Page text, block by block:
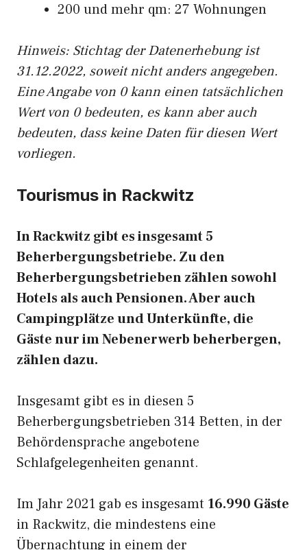
200 und mehr qm: 27 Wohnungen
Hinweis: Stichtag der Datenerhebung ist
31.12.2022, soweit nicht anders angegeben.
Eine Angabe von 0 kann einen tatsächlichen
Wert von 0 bedeuten, es kann aber auch
bedeuten, dass keine Daten für diesen Wert
vorliegen.
Tourismus in Rackwitz
In Rackwitz gibt es insgesamt 5
Beherbergungsbetriebe. Zu den
Beherbergungsbetrieben zählen sowohl
Hotels als auch Pensionen. Aber auch
Campingplätze und Unterkünfte, die
Gäste nur im Nebenerwerb beherbergen,
zählen dazu.
Insgesamt gibt es in diesen 5
Beherbergungsbetrieben 314 Betten, in der
Behördensprache angebotene
Schlafgelegenheiten genannt.
Im Jahr 2021 gab es insgesamt 16.990 Gäste
in Rackwitz, die mindestens eine
Übernachtung in einem der